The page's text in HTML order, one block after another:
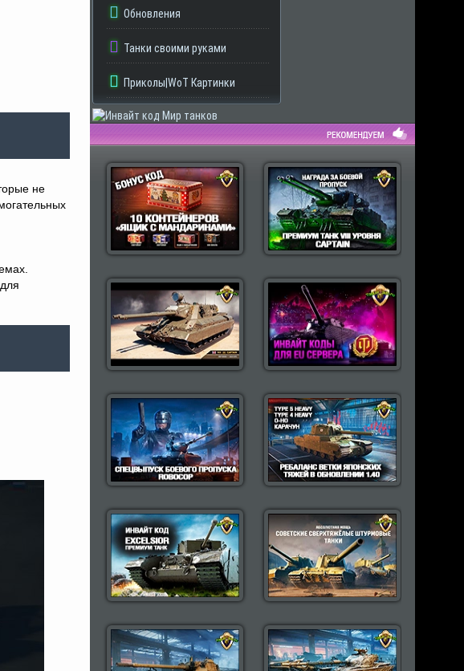
Обновления
Танки своими руками
Приколы|WoT Картинки
Популярные моды Wot
не